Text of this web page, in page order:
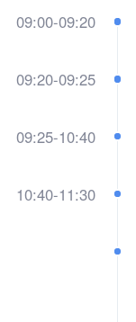
09:00-09:20
09:20-09:25
09:25-10:40
10:40-11:30